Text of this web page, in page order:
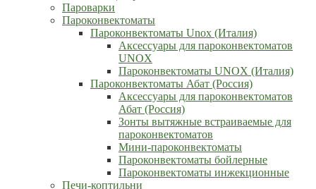
Пароварки
Пароконвектоматы
Пароконвектоматы Unox (Италия)
Аксессуары для пароконвектоматов
UNOX
Пароконвектоматы UNOX (Италия)
Пароконвектоматы Абат (Россия)
Аксессуары для пароконвектоматов
Абат (Россия)
Зонты вытяжные встраиваемые для
пароконвектоматов
Мини-пароконвектоматы
Пароконвектоматы бойлерные
Пароконвектоматы инжекционные
Печи-коптильни